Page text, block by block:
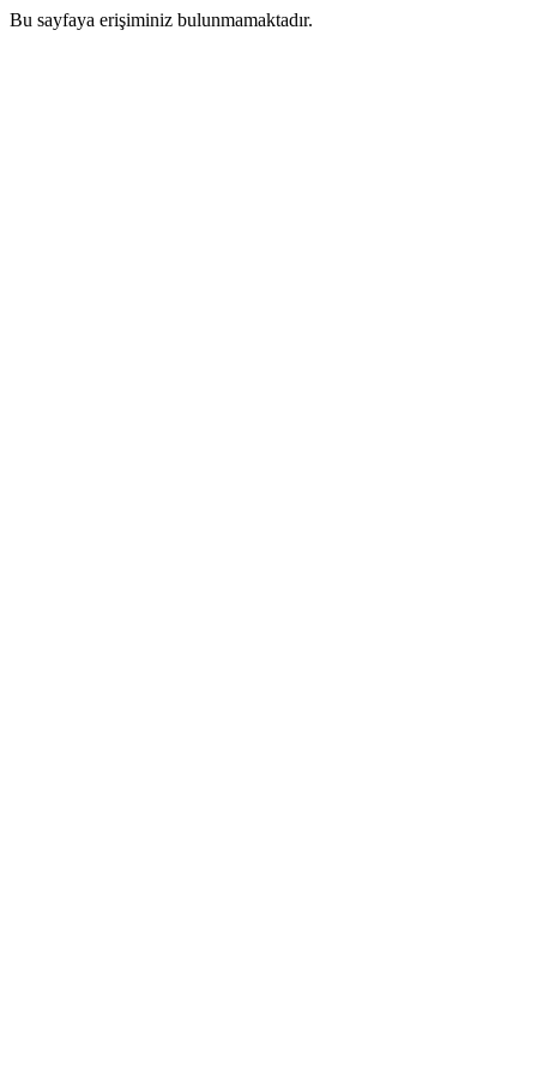
Bu sayfaya erişiminiz bulunmamaktadır.